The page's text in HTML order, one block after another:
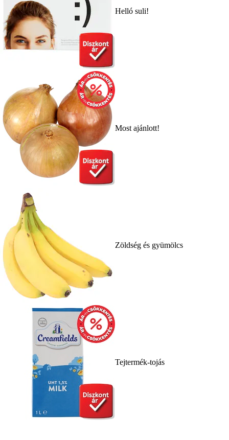
Helló suli!
Most ajánlott!
Zöldség és gyümölcs
Tejtermék-tojás